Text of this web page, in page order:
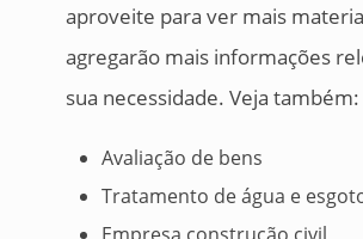
aproveite para ver mais
agregarão mais informações
sua necessidade. Veja também:
Avaliação de bens
Tratamento de água e